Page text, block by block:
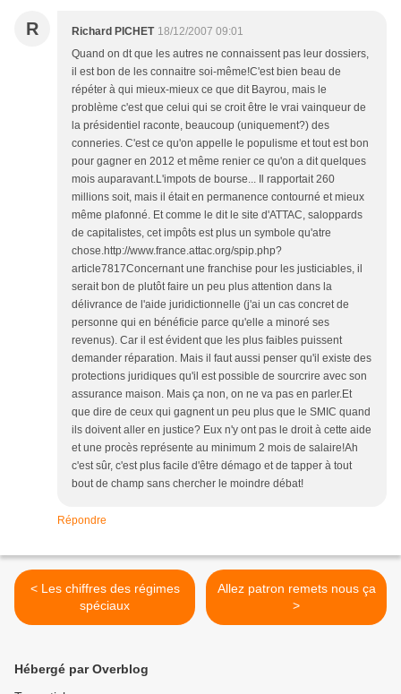
R Richard PICHET 18/12/2007 09:01
Quand on dt que les autres ne connaissent pas leur dossiers,
il est bon de les connaitre soi-même!C'est bien beau de
répéter à qui mieux-mieux ce que dit Bayrou, mais le
problème c'est que celui qui se croit être le vrai vainqueur de
la présidentiel raconte, beaucoup (uniquement?) des
conneries. C'est ce qu'on appelle le populisme et tout est bon
pour gagner en 2012 et même renier ce qu'on a dit quelques
mois auparavant.L'impots de bourse... Il rapportait 260
millions soit, mais il était en permanence contourné et mieux
même plafonné. Et comme le dit le site d'ATTAC, saloppards
de capitalistes, cet impôts est plus un symbole qu'atre
chose.http://www.france.attac.org/spip.php?
article7817Concernant une franchise pour les justiciables, il
serait bon de plutôt faire un peu plus attention dans la
délivrance de l'aide juridictionnelle (j'ai un cas concret de
personne qui en bénéficie parce qu'elle a minoré ses
revenus). Car il est évident que les plus faibles puissent
demander réparation. Mais il faut aussi penser qu'il existe des
protections juridiques qu'il est possible de sourcrire avec son
assurance maison. Mais ça non, on ne va pas en parler.Et
que dire de ceux qui gagnent un peu plus que le SMIC quand
ils doivent aller en justice? Eux n'y ont pas le droit à cette aide
et une procès représente au minimum 2 mois de salaire!Ah
c'est sûr, c'est plus facile d'être démago et de tapper à tout
bout de champ sans chercher le moindre débat!
Répondre
< Les chiffres des régimes
spéciaux
Allez patron remets nous ça
>
Hébergé par Overblog